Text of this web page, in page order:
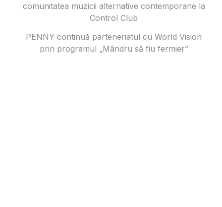
comunitatea muzicii alternative contemporane la
Control Club
PENNY continuă parteneriatul cu World Vision
prin programul „Mândru să fiu fermier”